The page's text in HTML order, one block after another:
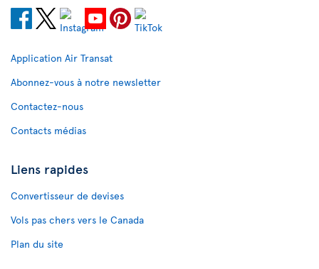
Application Air Transat
Abonnez-vous à notre newsletter
Contactez-nous
Contacts médias
Liens rapides
Convertisseur de devises
Vols pas chers vers le Canada
Plan du site